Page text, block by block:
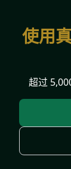
使用
超过